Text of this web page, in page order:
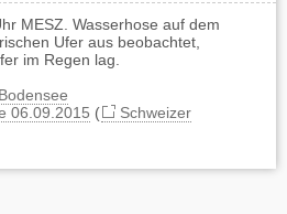
MESZ. Wasserhose auf dem
Ufer aus beobachtet,
im Regen lag.
06.09.2015 (
Schweizer